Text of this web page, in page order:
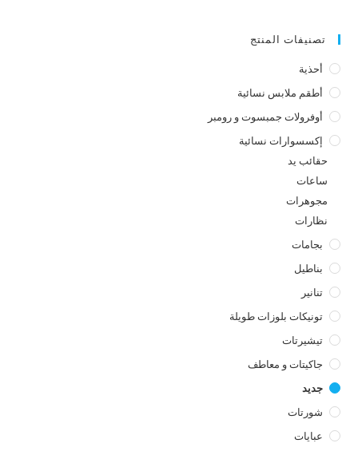
تصنيفات المنتج
أحذية
أطقم ملابس نسائية
أوفرولات جمبسوت و رومبر
إكسسوارات نسائية
حقائب يد
ساعات
مجوهرات
نظارات
بجامات
بناطيل
تنانير
تونيكات بلوزات طويلة
تيشيرتات
جاكيتات و معاطف
جديد
شورتات
عبايات